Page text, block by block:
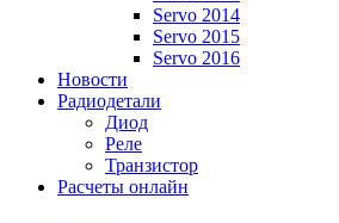
Servo 2014
Servo 2015
Servo 2016
Новости
Радиодетали
Диод
Реле
Транзистор
Расчеты онлайн